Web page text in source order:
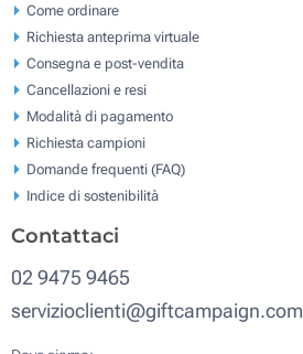
Come ordinare
Richiesta anteprima virtuale
Consegna e post-vendita
Cancellazioni e resi
Modalità di pagamento
Richiesta campioni
Domande frequenti (FAQ)
Indice di sostenibilità
Contattaci
02 9475 9465
servizioclienti@giftcampaign.com